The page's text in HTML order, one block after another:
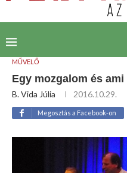
MŰVELŐ
Egy mozgalom és
B. Vida Júlia 2016.10.29.
Megosztás a Facebook-on